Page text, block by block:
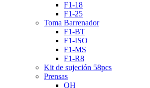
F1-18
F1-25
Toma Barrenador
F1-BT
F1-ISO
F1-MS
F1-R8
Kit de sujeción 58pcs
Prensas
QH